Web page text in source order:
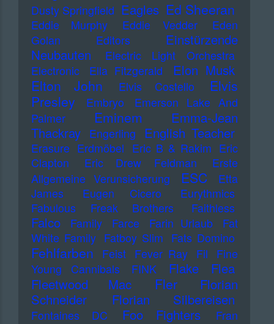
Dusty Springfield Eagles Ed Sheeran
Eddie Murphy Eddie Vedder
Eden
Golan
Editors
Einstürzende
Neubauten
Electric Light Orchestra
Electronic
Ella Fitzgerald Elon Musk
Elton John Elvis Costello
Elvis
Presley
Embryo
Emerson Lake And
Palmer
Eminem
Emma-Jean
Thackray
Engerling English Teacher
Erasure Erdmöbel Eric B & Rakim Eric
Clapton
Eric Drew Feldman
Erste
Allgemeine Verunsicherung
ESC
Etta
James
Eugen Cicero
Eurythmics
Fabulous Freak Brothers
Faithless
Falco Family Farce Farin Urlaub
Fat
White Family Fatboy Slim Fats Domino
Fehlfarben Feist Fever Ray Fil
Fine
Young Cannibals
FINK Flake
Flea
Fleetwood Mac
Fler
Florian
Schneider
Florian Silbereisen
Fontaines DC Foo Fighters
Fran